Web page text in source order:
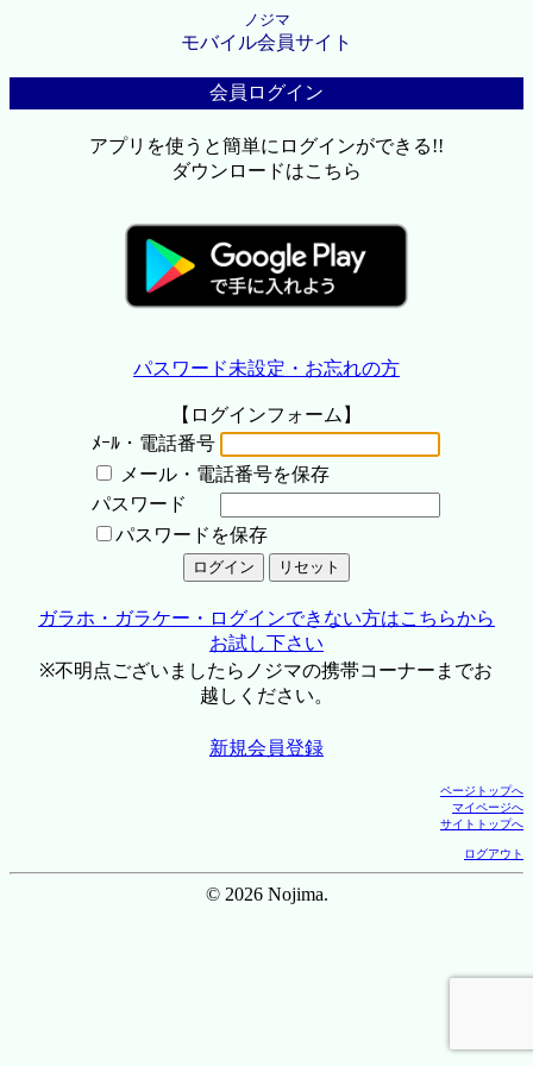
ノジマ
モバイル会員サイト
会員ログイン
アプリを使うと簡単にログインができる!!
ダウンロードはこちら
パスワード未設定・お忘れの方
【ログインフォーム】
ﾒｰﾙ・電話番号
メール・電話番号を保存
パスワード
パスワードを保存
ガラホ・ガラケー・ログインできない方はこちらから
お試し下さい
※不明点ございましたらノジマの携帯コーナーまでお
越しください。
新規会員登録
ページトップへ
マイページへ
サイトトップへ
ログアウト
© 2026 Nojima.